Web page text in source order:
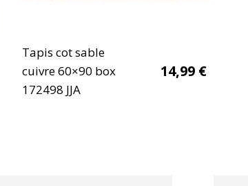
Tapis cot sable
cuivre 60×90 box
172498 JJA
14,99 €